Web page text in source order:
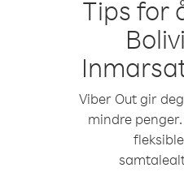
Tips for
Viber Out gir
mindre